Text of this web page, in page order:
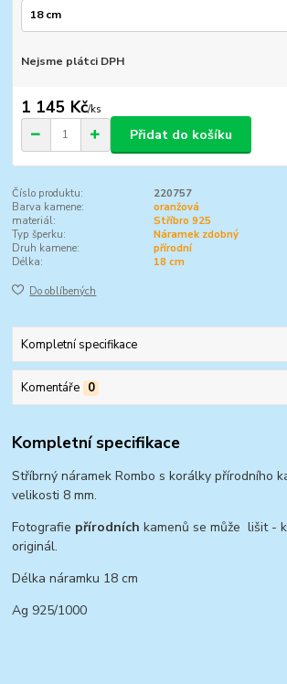
Nejsme plátci DPH
1 145 Kč/ks
Přidat do košíku
Číslo produktu:
220757
Barva kamene:
oranžová
materiál:
Stříbro 925
Typ šperku:
Náramek zdobný
Druh kamene:
přírodní
Délka:
18 cm
Do oblíbených
Kompletní specifikace
Komentáře 0
Kompletní specifikace
Stříbrný náramek Rombo s korálky přírodního
velikosti 8 mm.
Fotografie přírodních kamenů se může lišit -
originál.
Délka náramku 18 cm
Ag 925/1000